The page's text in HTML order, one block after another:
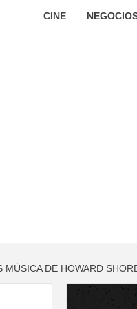
CINE
MÚSICA DE HOWARD